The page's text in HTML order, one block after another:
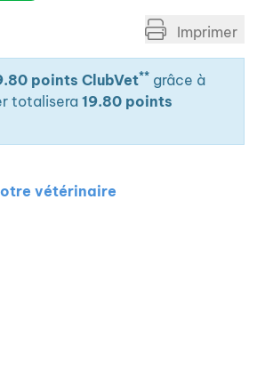
Imprimer
points ClubVet** grâce à
totalisera 19.80 points
vétérinaire